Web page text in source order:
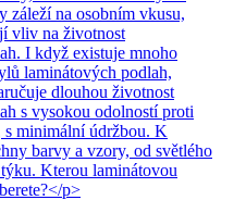
záleží na osobním vkusu,
vliv na životnost
I když existuje mnoho
laminátových podlah,
dlouhou životnost
s vysokou odolností proti
s minimální údržbou. K
barvy a vzory, od světlého
Kterou laminátovou
p>